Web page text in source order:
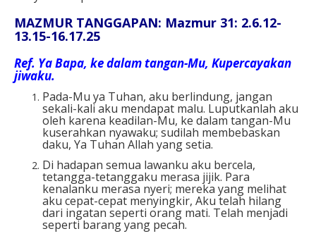
MAZMUR TANGGAPAN: Mazmur 31: 2.6.12-
13.15-16.17.25
Ref. Ya Bapa, ke dalam tangan-Mu, Kupercayakan
jiwaku.
Pada-Mu ya Tuhan, aku berlindung, jangan
sekali-kali aku mendapat malu. Luputkanlah aku
oleh karena keadilan-Mu, ke dalam tangan-Mu
kuserahkan nyawaku; sudilah membebaskan
daku, Ya Tuhan Allah yang setia.
Di hadapan semua lawanku aku bercela,
tetangga-tetanggaku merasa jijik. Para
kenalanku merasa nyeri; mereka yang melihat
aku cepat-cepat menyingkir, Aku telah hilang
dari ingatan seperti orang mati. Telah menjadi
seperti barang yang pecah.